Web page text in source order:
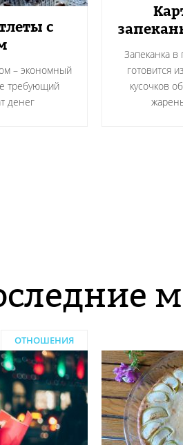
Запеканка
готовится
кусочков
с
– экономный
требующий
денег
ОТНОШЕНИЯ